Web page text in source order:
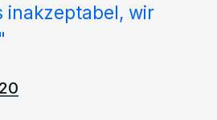
inakzeptabel, wir